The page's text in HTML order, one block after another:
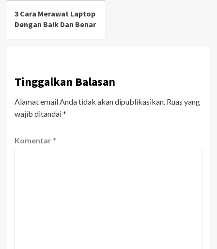
3 Cara Merawat Laptop
Dengan Baik Dan Benar
Tinggalkan Balasan
Alamat email Anda tidak akan dipublikasikan. Ruas yang
wajib ditandai*
Komentar *